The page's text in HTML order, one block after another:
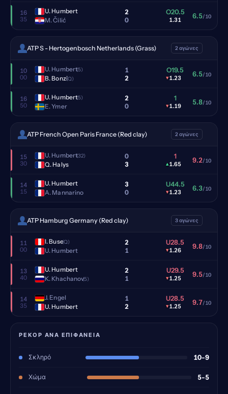
16
35
U. Humbert
M. Čilić
2
0
O20.5
1.31 6.5/10
ATP S - Hertogenbosch Netherlands (Grass) 2 αγώνες
10
00
U. Humbert(5)
B. Bonzi(Q)
1
2
O19.5
▾1.23 6.5/10
16
50
U. Humbert(5)
E. Ymer
2
0
1
▾1.19 5.8/10
ATP French Open Paris France (Red clay) 2 αγώνες
15
30
U. Humbert(32)
Q. Halys
0
3
1
▴1.65 9.2/10
14
15
U. Humbert
A. Mannarino
3
0
U44.5
▾1.23 6.3/10
ATP Hamburg Germany (Red clay) 3 αγώνες
11
00
I. Buse(Q)
U. Humbert
2
1
U28.5
▾1.26 9.8/10
13
40
U. Humbert
K. Khachanov(5)
2
1
U29.5
▾1.25 9.5/10
14
35
J. Engel
U. Humbert
1
2
U28.5
▾1.25 9.7/10
ΡΕΚΌΡ ΑΝΆ ΕΠΙΦΆΝΕΙΑ
Σκληρό 10-9
Χώμα 5-5